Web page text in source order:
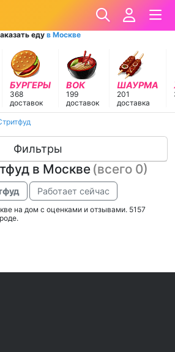
едув Москве
БУРГЕРЫ
368
доставок
ВОК
199
доставок
ШАУРМА
201
доставка
Фильтры
в Москве (всего 0)
Работает сейчас
на дом c оценками и отзывами. 5157